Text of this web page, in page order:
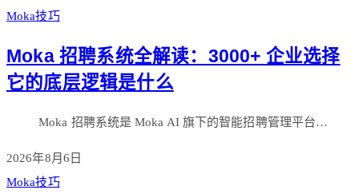
Moka技巧
Moka 招聘系统全解读：3000+ 企业选择
它的底层逻辑是什么
Moka 招聘系统是 Moka AI 旗下的智能招聘管理平台…
2026年8月6日
Moka技巧